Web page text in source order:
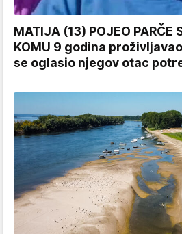
MATIJA (13) POJEO PARČE
KOMU 9 godina
se oglasio njegov otac